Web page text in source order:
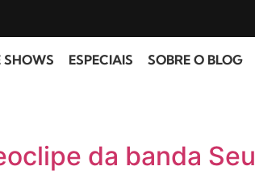
SHOWS ESPECIAIS SOBRE O BLOG
da banda Seu